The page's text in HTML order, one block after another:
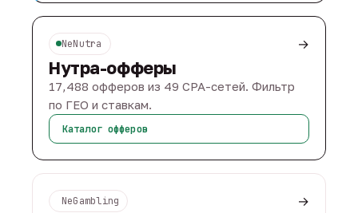
NeNutra →
Нутра-офферы
17,488 офферов из 49 CPA-сетей. Фильтр
по ГЕО и ставкам.
Каталог офферов
NeGambling →